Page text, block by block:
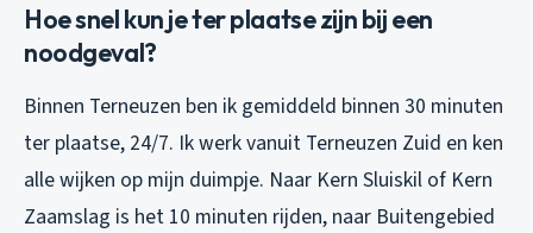
Hoe snel kun je ter plaatse zijn bij een
noodgeval?
Binnen Terneuzen ben ik gemiddeld binnen 30 minuten
ter plaatse, 24/7. Ik werk vanuit Terneuzen Zuid en ken
alle wijken op mijn duimpje. Naar Kern Sluiskil of Kern
Zaamslag is het 10 minuten rijden, naar Buitengebied